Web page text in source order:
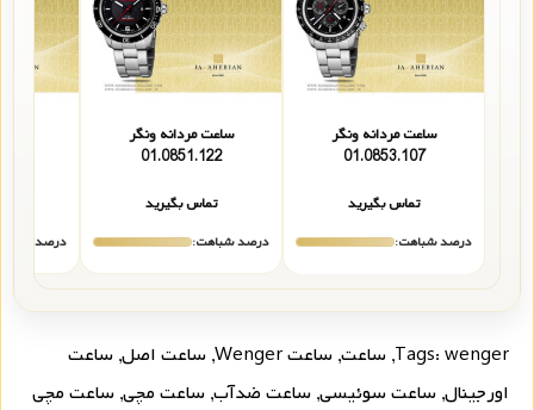
ساعت مردانه ونگر
01.0853.107
تماس بگیرید
درصد شباهت:
ساعت مردانه ونگر
01.0851.122
تماس بگیرید
درصد شباهت:
درصد
Tags: wenger
, ساعت, ساعت Wenger , ساعت اصل, ساعت
اورجینال, ساعت سوئیسی, ساعت ضدآب, ساعت مچی, ساعت مچی